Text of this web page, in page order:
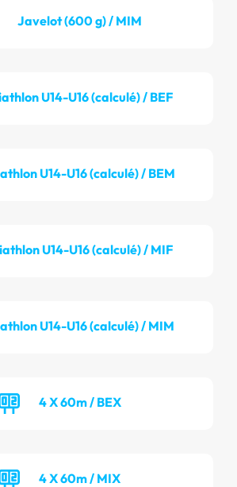
Javelot (600 g) / MIM
U14-U16 (calculé) / BEF
U14-U16 (calculé) / BEM
U14-U16 (calculé) / MIF
U14-U16 (calculé) / MIM
4 X 60m / BEX
4 X 60m / MIX